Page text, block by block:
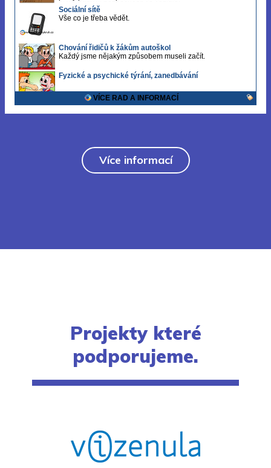
Více informací
Projekty které
podporujeme.